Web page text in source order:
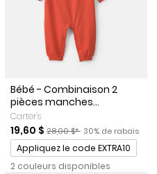
fabricant
rabais
Bébé - Combinaison 2
pièces manches...
Carter's
Prix de solde
19,60 $ Prix ​​de détail suggéré par
28,00 $* Pourcentage de
30% de rabais
Promotions
Appliquez le code EXTRA10
2 couleurs disponibles